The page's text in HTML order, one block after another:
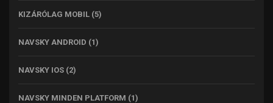
KIZÁRÓLAG MOBIL (5)
NAVSKY ANDROID (1)
NAVSKY IOS (2)
NAVSKY MINDEN PLATFORM (1)